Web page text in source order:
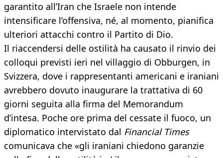
garantito all’Iran che Israele non intende
intensificare l’offensiva, né, al momento, pianifica
ulteriori attacchi contro il Partito di Dio.
Il riaccendersi delle ostilità ha causato il rinvio dei
colloqui previsti ieri nel villaggio di Obburgen, in
Svizzera, dove i rappresentanti americani e iraniani
avrebbero dovuto inaugurare la trattativa di 60
giorni seguita alla firma del Memorandum
d’intesa. Poche ore prima del cessate il fuoco, un
diplomatico intervistato dal Financial Times
comunicava che «gli iraniani chiedono garanzie